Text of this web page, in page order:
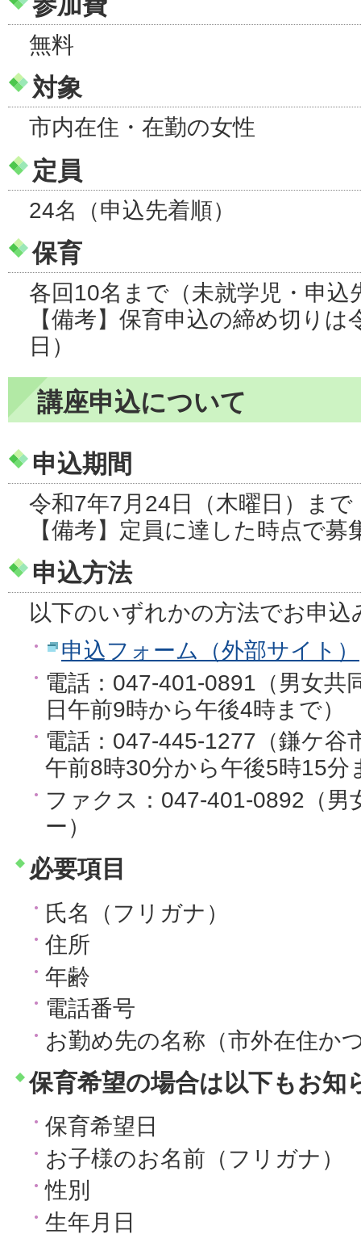
無料
対象
市内在住・在勤の女性
定員
24名（申込先着順）
保育
各回10名まで（未就学児・申込
【備考】保育申込の締め切り
日）
講座申込について
申込期間
令和7年7月24日（木曜日）まで
【備考】定員に達した時点で
申込方法
以下のいずれかの方法でお申込
申込フォーム（外部サイト）
電話：047-401-0891（男女共
日午前9時から午後4時まで）
電話：047-445-1277（鎌ケ谷
午前8時30分から午後5時15分
ファクス：047-401-0892（男
ー）
必要項目
氏名（フリガナ）
住所
年齢
電話番号
お勤め先の名称（市外在住か
保育希望の場合は以下もお知
保育希望日
お子様のお名前（フリガナ）
性別
生年月日